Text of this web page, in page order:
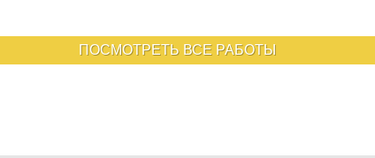
ПОСМОТРЕТЬ ВСЕ РАБОТЫ